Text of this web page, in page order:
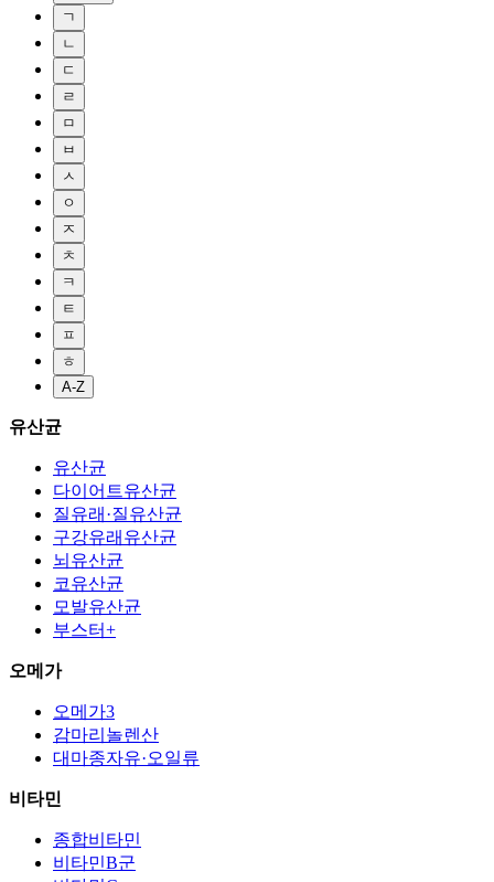
ㄱ
ㄴ
ㄷ
ㄹ
ㅁ
ㅂ
ㅅ
ㅇ
ㅈ
ㅊ
ㅋ
ㅌ
ㅍ
ㅎ
A-Z
유산균
유산균
다이어트유산균
질유래·질유산균
구강유래유산균
뇌유산균
코유산균
모발유산균
부스터+
오메가
오메가3
감마리놀렌산
대마종자유·오일류
비타민
종합비타민
비타민B군